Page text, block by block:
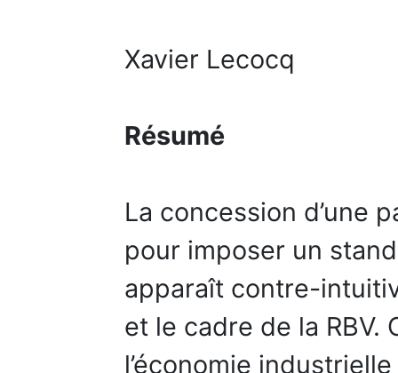
Xavier Lecocq
Résumé
La concession d’une
pour imposer un
apparaît contre-
et le cadre de la
l’économie